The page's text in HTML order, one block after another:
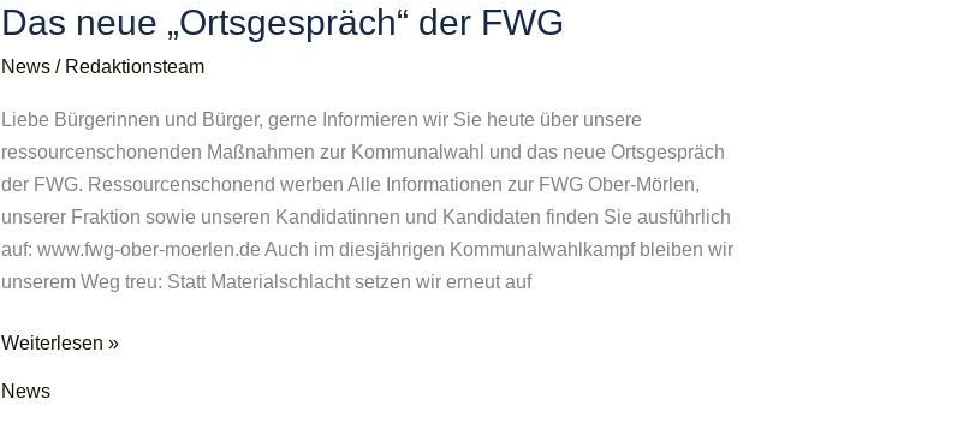
Das neue „Ortsgespräch“ der FWG
News/ Redaktionsteam
Liebe Bürgerinnen und Bürger, gerne Informieren wir Sie heute über unsere
ressourcenschonenden Maßnahmen zur Kommunalwahl und das neue Ortsgespräch
der FWG. Ressourcenschonend werben Alle Informationen zur FWG Ober-Mörlen,
unserer Fraktion sowie unseren Kandidatinnen und Kandidaten finden Sie ausführlich
auf: www.fwg-ober-moerlen.de Auch im diesjährigen Kommunalwahlkampf bleiben wir
unserem Weg treu: Statt Materialschlacht setzen wir erneut auf
Ressourcenschonend
Weiterlesen »
News